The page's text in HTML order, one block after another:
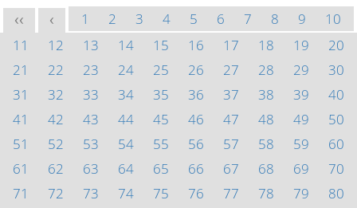
<< < 1 2 3 4 5 6 7 8 9
10
11
12 13 14 15 16 17 18 19
20
21
22 23 24 25 26 27 28 29
30
31
32 33 34 35 36 37 38 39
40
41
42 43 44 45 46 47 48 49
50
51
52 53 54 55 56 57 58 59
60
61
62 63 64 65 66 67 68 69
70
71
72 73 74 75 76 77 78 79
80